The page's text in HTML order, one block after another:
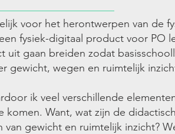
voor het herontwerpen van de
fysiek-digitaal product voor PO
uit gaan breiden zodat
gewicht, wegen en ruimtelijk
ik veel verschillende
komen. Want, wat zijn de
gewicht en ruimtelijk inzicht?